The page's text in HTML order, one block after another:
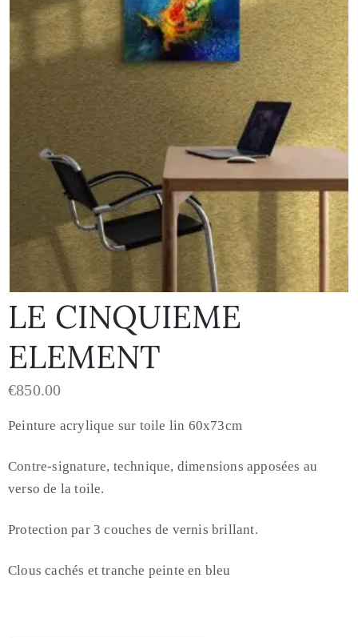
LE CINQUIEME
ELEMENT
€850.00
Peinture acrylique sur toile lin 60x73cm
Contre-signature, technique, dimensions apposées au
verso de la toile.
Protection par 3 couches de vernis brillant.
Clous cachés et tranche peinte en bleu